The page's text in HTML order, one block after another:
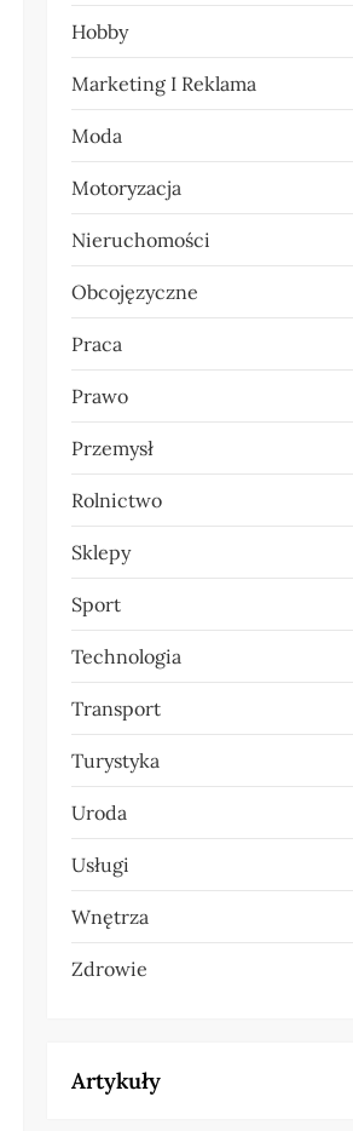
Hobby
Marketing I Reklama
Moda
Motoryzacja
Nieruchomości
Obcojęzyczne
Praca
Prawo
Przemysł
Rolnictwo
Sklepy
Sport
Technologia
Transport
Turystyka
Uroda
Usługi
Wnętrza
Zdrowie
Artykuły